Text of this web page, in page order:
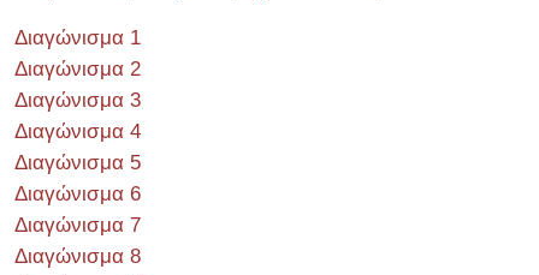
Διαγώνισμα 1
Διαγώνισμα 2
Διαγώνισμα 3
Διαγώνισμα 4
Διαγώνισμα 5
Διαγώνισμα 6
Διαγώνισμα 7
Διαγώνισμα 8